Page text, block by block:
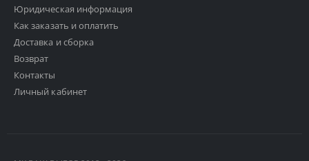
Юридическая информация
Как заказать и оплатить
Доставка и сборка
Возврат
Контакты
Личный кабинет